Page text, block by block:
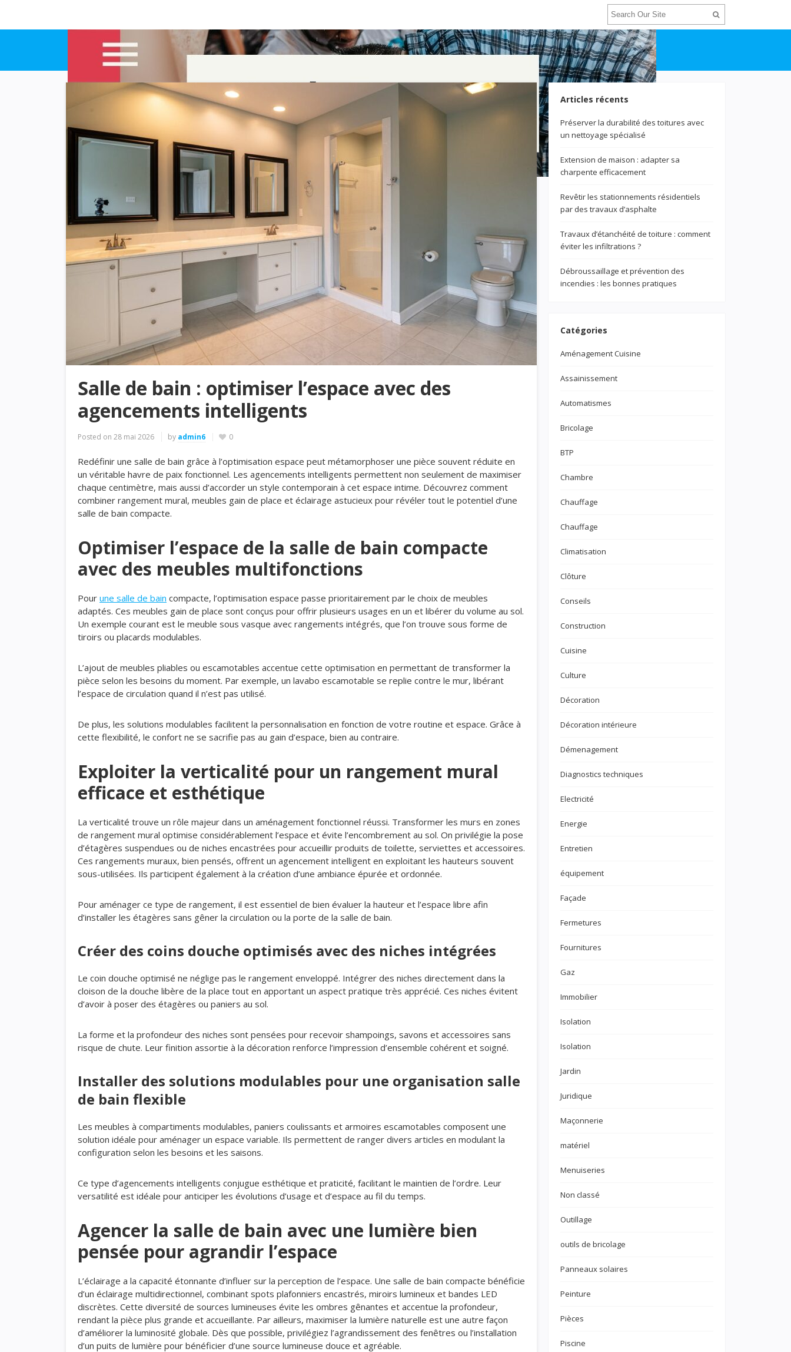
Salle de bain : optimiser l’espace avec des
agencements intelligents
Posted on 28 mai 2026 by admin6 0
Redéfinir une salle de bain grâce à l’optimisation espace peut métamorphoser une pièce souvent réduite en
un véritable havre de paix fonctionnel. Les agencements intelligents permettent non seulement de maximiser
chaque centimètre, mais aussi d’accorder un style contemporain à cet espace intime. Découvrez comment
combiner rangement mural, meubles gain de place et éclairage astucieux pour révéler tout le potentiel d’une
salle de bain compacte.
Optimiser l’espace de la salle de bain compacte
avec des meubles multifonctions
Pour une salle de bain compacte, l’optimisation espace passe prioritairement par le choix de meubles
adaptés. Ces meubles gain de place sont conçus pour offrir plusieurs usages en un et libérer du volume au sol.
Un exemple courant est le meuble sous vasque avec rangements intégrés, que l’on trouve sous forme de
tiroirs ou placards modulables.
L’ajout de meubles pliables ou escamotables accentue cette optimisation en permettant de transformer la
pièce selon les besoins du moment. Par exemple, un lavabo escamotable se replie contre le mur, libérant
l’espace de circulation quand il n’est pas utilisé.
De plus, les solutions modulables facilitent la personnalisation en fonction de votre routine et espace. Grâce à
cette flexibilité, le confort ne se sacrifie pas au gain d’espace, bien au contraire.
Exploiter la verticalité pour un rangement mural
efficace et esthétique
La verticalité trouve un rôle majeur dans un aménagement fonctionnel réussi. Transformer les murs en zones
de rangement mural optimise considérablement l’espace et évite l’encombrement au sol. On privilégie la pose
d’étagères suspendues ou de niches encastrées pour accueillir produits de toilette, serviettes et accessoires.
Ces rangements muraux, bien pensés, offrent un agencement intelligent en exploitant les hauteurs souvent
sous-utilisées. Ils participent également à la création d’une ambiance épurée et ordonnée.
Pour aménager ce type de rangement, il est essentiel de bien évaluer la hauteur et l’espace libre afin
d’installer les étagères sans gêner la circulation ou la porte de la salle de bain.
Créer des coins douche optimisés avec des niches intégrées
Le coin douche optimisé ne néglige pas le rangement enveloppé. Intégrer des niches directement dans la
cloison de la douche libère de la place tout en apportant un aspect pratique très apprécié. Ces niches évitent
d’avoir à poser des étagères ou paniers au sol.
La forme et la profondeur des niches sont pensées pour recevoir shampoings, savons et accessoires sans
risque de chute. Leur finition assortie à la décoration renforce l’impression d’ensemble cohérent et soigné.
Installer des solutions modulables pour une organisation salle
de bain flexible
Les meubles à compartiments modulables, paniers coulissants et armoires escamotables composent une
solution idéale pour aménager un espace variable. Ils permettent de ranger divers articles en modulant la
configuration selon les besoins et les saisons.
Ce type d’agencements intelligents conjugue esthétique et praticité, facilitant le maintien de l’ordre. Leur
versatilité est idéale pour anticiper les évolutions d’usage et d’espace au fil du temps.
Agencer la salle de bain avec une lumière bien
pensée pour agrandir l’espace
L’éclairage a la capacité étonnante d’influer sur la perception de l’espace. Une salle de bain compacte bénéficie
d’un éclairage multidirectionnel, combinant spots plafonniers encastrés, miroirs lumineux et bandes LED
discrètes. Cette diversité de sources lumineuses évite les ombres gênantes et accentue la profondeur,
rendant la pièce plus grande et accueillante. Par ailleurs, maximiser la lumière naturelle est une autre façon
d’améliorer la luminosité globale. Dès que possible, privilégiez l’agrandissement des fenêtres ou l’installation
d’un puits de lumière pour bénéficier d’une source lumineuse douce et agréable.
Articles récents
Préserver la durabilité des toitures avec
un nettoyage spécialisé
Extension de maison : adapter sa
charpente efficacement
Revêtir les stationnements résidentiels
par des travaux d’asphalte
Travaux d’étanchéité de toiture : comment
éviter les infiltrations ?
Débroussaillage et prévention des
incendies : les bonnes pratiques
Catégories
Aménagement Cuisine
Assainissement
Automatismes
Bricolage
BTP
Chambre
Chauffage
Chauffage
Climatisation
Clôture
Conseils
Construction
Cuisine
Culture
Décoration
Décoration intérieure
Démenagement
Diagnostics techniques
Electricité
Energie
Entretien
équipement
Façade
Fermetures
Fournitures
Gaz
Immobilier
Isolation
Isolation
Jardin
Juridique
Maçonnerie
matériel
Menuiseries
Non classé
Outillage
outils de bricolage
Panneaux solaires
Peinture
Pièces
Piscine